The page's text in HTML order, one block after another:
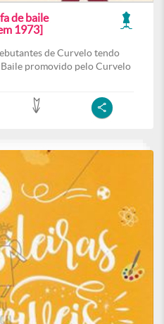
de baile
1973]
de Curvelo tendo
promovido pelo Curvelo